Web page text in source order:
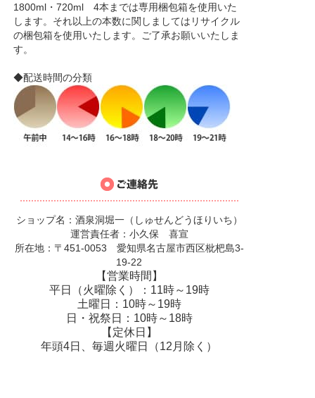
1800ml・720ml 4本までは専用梱包箱を使用いた
します。それ以上の本数に関しましてはリサイクル
の梱包箱を使用いたします。ご了承お願いいたしま
す。
◆配送時間の分類
ショップ名：酒泉洞堀一（しゅせんどうほりいち）
運営責任者：小久保 喜宣
所在地：〒451-0053 愛知県名古屋市西区枇杷島3-
19-22
【営業時間】
平日（火曜除く）：11時～19時
土曜日：10時～19時
日・祝祭日：10時～18時
【定休日】
年頭4日、毎週火曜日（12月除く）